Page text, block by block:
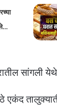
सांगली
एकंद